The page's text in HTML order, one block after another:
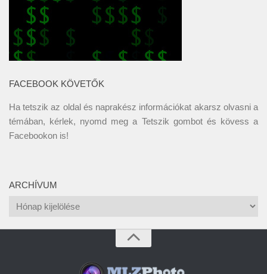
FACEBOOK KÖVETŐK
Ha tetszik az oldal és naprakész információkat akarsz olvasni a
témában, kérlek, nyomd meg a Tetszik gombot és kövess a
Facebookon is!
ARCHÍVUM
Archívum